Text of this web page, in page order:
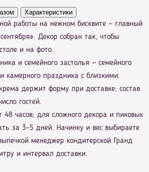
Характеристики
работы на нежном бисквите — главный
Декор собран так, чтобы
и на фото.
и семейного застолья — семейного
камерного праздника с близкими.
держит форму при доставке; состав
гостей.
48 часов; для сложного декора и пиковых
за 3–5 дней. Начинку и вес выбираете
менеджер кондитерской Гранд
и интервал доставки.